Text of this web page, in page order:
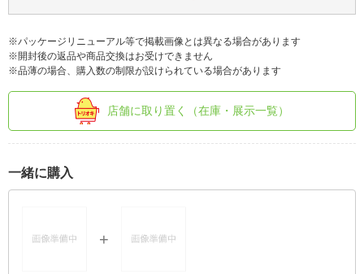
※パッケージリニューアル等で掲載画像とは異なる場合があります
※開封後の返品や商品交換はお受けできません
※品薄の場合、購入数の制限が設けられている場合があります
店舗に取り置く（在庫・展示一覧）
一緒に購入